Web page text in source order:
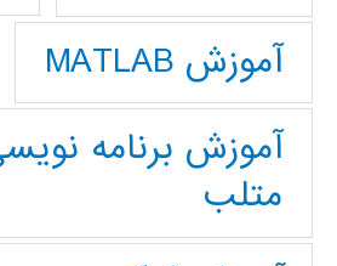
آموزش MATLAB
آموزش برنامه
متلب